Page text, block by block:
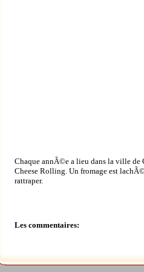
Chaque annÃ©e a lieu dans la ville de
Cheese Rolling. Un fromage est
rattraper.
Les commentaires: